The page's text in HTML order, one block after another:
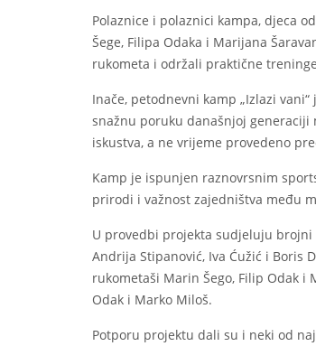
Polaznice i polaznici kampa, djeca
Šege, Filipa Odaka i Marijana
rukometa i održali praktične
Inače, petodnevni kamp „Izlazi
snažnu poruku današnjoj
iskustva, a ne vrijeme provedeno
Kamp je ispunjen raznovrsnim
prirodi i važnost zajedništva među
U provedbi projekta sudjeluju brojni
Andrija Stipanović, Iva Ćužić i Boris
rukometaši Marin Šego, Filip Odak i
Odak i Marko Miloš.
Potporu projektu dali su i neki od